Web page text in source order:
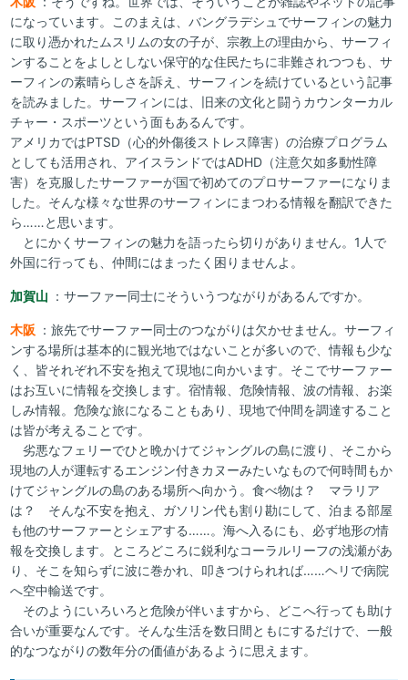
になっています。このまえは、バングラデシュでサーフィンの魅力
に取り憑かれたムスリムの女の子が、宗教上の理由から、サーフィ
ンすることをよしとしない保守的な住民たちに非難されつつも、サ
ーフィンの素晴らしさを訴え、サーフィンを続けているという記事
を読みました。サーフィンには、旧来の文化と闘うカウンターカル
チャー・スポーツという面もあるんです。
アメリカではPTSD（心的外傷後ストレス障害）の治療プログラム
としても活用され、アイスランドではADHD（注意欠如多動性障
害）を克服したサーファーが国で初めてのプロサーファーになりま
した。そんな様々な世界のサーフィンにまつわる情報を翻訳できた
ら……と思います。
とにかくサーフィンの魅力を語ったら切りがありません。1人で
外国に行っても、仲間にはまったく困りませんよ。
加賀山 ：サーファー同士にそういうつながりがあるんですか。
木阪 ：旅先でサーファー同士のつながりは欠かせません。サーフィ
ンする場所は基本的に観光地ではないことが多いので、情報も少な
く、皆それぞれ不安を抱えて現地に向かいます。そこでサーファー
はお互いに情報を交換します。宿情報、危険情報、波の情報、お楽
しみ情報。危険な旅になることもあり、現地で仲間を調達すること
は皆が考えることです。
劣悪なフェリーでひと晩かけてジャングルの島に渡り、そこから
現地の人が運転するエンジン付きカヌーみたいなもので何時間もか
けてジャングルの島のある場所へ向かう。食べ物は？ マラリア
は？ そんな不安を抱え、ガソリン代も割り勘にして、泊まる部屋
も他のサーファーとシェアする……。海へ入るにも、必ず地形の情
報を交換します。ところどころに鋭利なコーラルリーフの浅瀬があ
り、そこを知らずに波に巻かれ、叩きつけられれば……ヘリで病院
へ空中輸送です。
そのようにいろいろと危険が伴いますから、どこへ行っても助け
合いが重要なんです。そんな生活を数日間ともにするだけで、一般
的なつながりの数年分の価値があるように思えます。